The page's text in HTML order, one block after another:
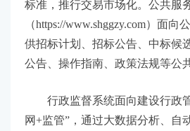
标准，推行交易市场化。公共服
（https://www.shggzy.com）面向
供招标计划、招标公告、中标候
公告、操作指南、政策法规等公
行政监督系统面向建设行政
网+监管”，通过大数据分析、自